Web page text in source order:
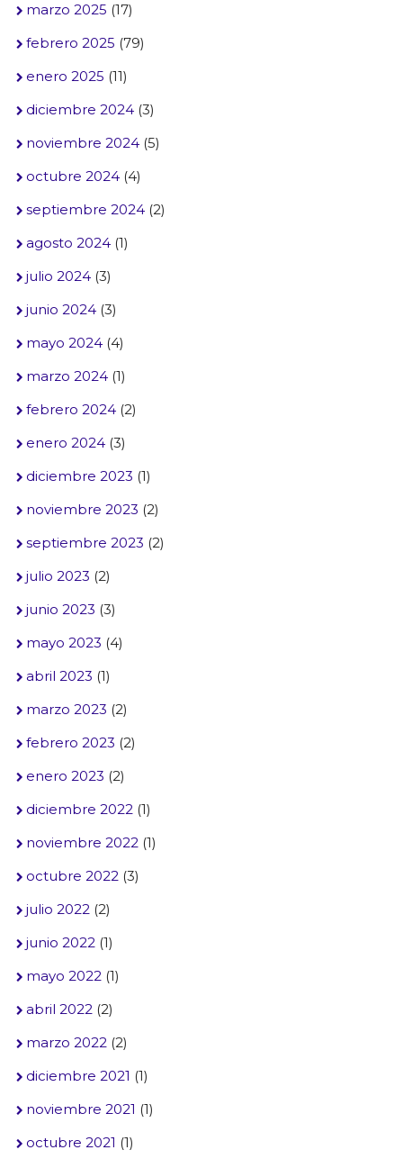
marzo 2025 (17)
febrero 2025 (79)
enero 2025 (11)
diciembre 2024(3)
noviembre 2024(5)
octubre 2024(4)
septiembre 2024(2)
agosto 2024(1)
julio 2024(3)
junio 2024(3)
mayo 2024(4)
marzo 2024(1)
febrero 2024(2)
enero 2024(3)
diciembre 2023 (1)
noviembre 2023 (2)
septiembre 2023 (2)
julio 2023 (2)
junio 2023 (3)
mayo 2023 (4)
abril 2023 (1)
marzo 2023 (2)
febrero 2023 (2)
enero 2023 (2)
diciembre 2022(1)
noviembre 2022(1)
octubre 2022(3)
julio 2022(2)
junio 2022(1)
mayo 2022(1)
abril 2022(2)
marzo 2022(2)
diciembre 2021 (1)
noviembre 2021 (1)
octubre 2021 (1)